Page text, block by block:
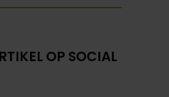
OP SOCIAL